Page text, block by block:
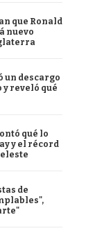
que Ronald
nuevo
un descargo
reveló qué
qué lo
y el récord
de